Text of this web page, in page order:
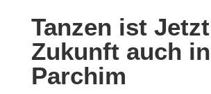
Tanzen ist
Zukunft auch in
Parchim